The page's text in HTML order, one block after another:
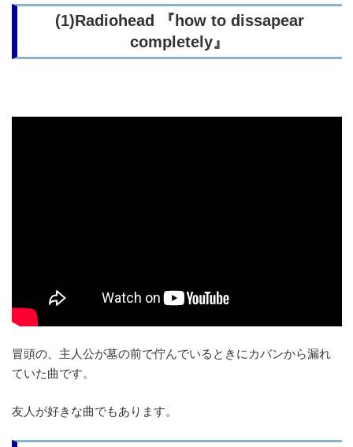
(1)Radiohead 『how to dissapear
completely』
冒頭の、主人公が墓の前で佇んでいるときにカバンから漏れ
ていた曲です。
友人が好きな曲でもあります。